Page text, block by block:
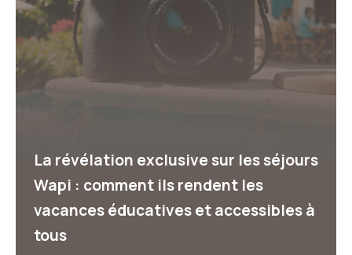
La révélation exclusive sur les séjours
Wapi : comment ils rendent les
vacances éducatives et accessibles à
tous